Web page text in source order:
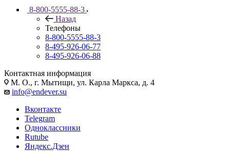
8-800-5555-88-3
Назад
Телефоны
8-800-5555-88-3
8-495-926-06-77
8-495-926-06-88
Контактная информация
М. О., г. Мытищи, ул. Карла Маркса, д. 4
info@endever.su
Вконтакте
Telegram
Одноклассники
Rutube
Яндекс.Дзен